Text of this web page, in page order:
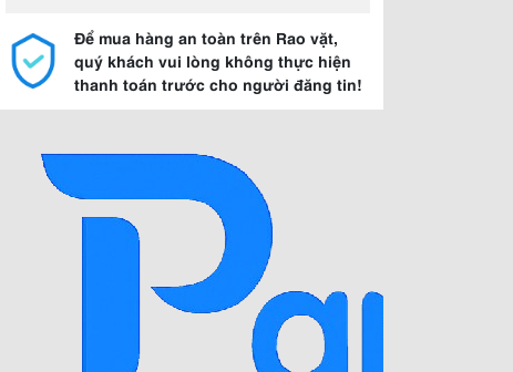
Để mua hàng an toàn trên Rao vặt,
quý khách vui lòng không thực hiện
thanh toán trước cho người đăng tin!